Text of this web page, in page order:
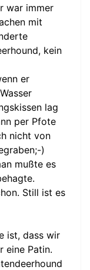
war immer
mit
kein
er
lag
per Pfote
nicht von
)
mußte es
Still ist es
ist, dass wir
eine Patin.